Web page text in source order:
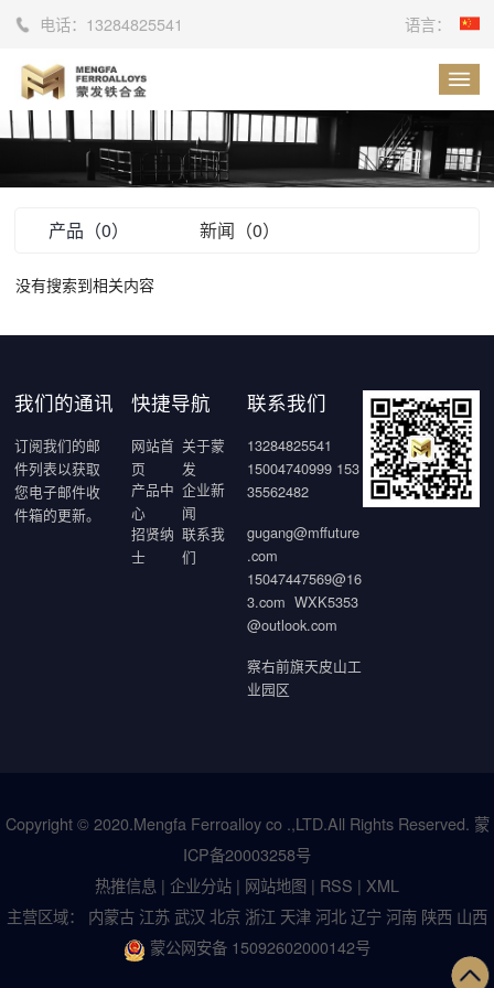
电话： 13284825541 语言：
产品（0） 新闻（0）
没有搜索到相关内容
我们的通讯
订阅我们的邮
件列表以获取
您电子邮件收
件箱的更新。
快捷导航
网站首
页
关于蒙
发
产品中
心
企业新
闻
招贤纳
士
联系我
们
联系我们
13284825541
15004740999 153
35562482
gugang@mffuture
.com
15047447569@16
3.com WXK5353
@outlook.com
察右前旗天皮山工
业园区
Copyright © 2020.Mengfa Ferroalloy co .,LTD.All Rights Reserved. 蒙
ICP备20003258号
热推信息 | 企业分站 | 网站地图 | RSS | XML
主营区域： 内蒙古 江苏 武汉 北京 浙江 天津 河北辽宁 河南 陕西 山西
蒙公网安备 15092602000142号